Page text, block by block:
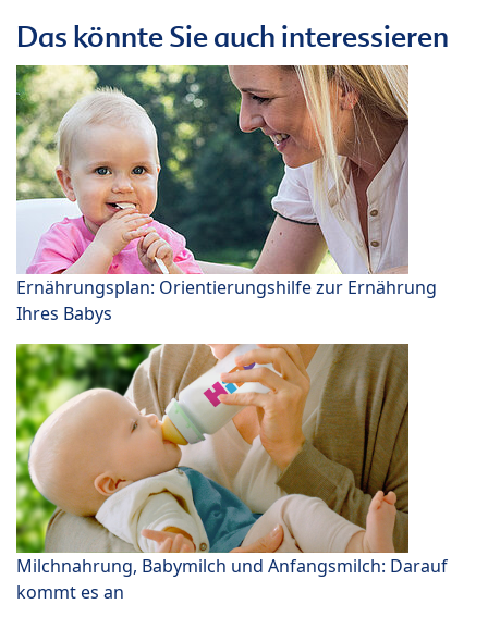
Das könnte Sie auch interessieren
Ernährungsplan: Orientierungshilfe zur Ernährung
Ihres Babys
Milchnahrung, Babymilch und Anfangsmilch: Darauf
kommt es an